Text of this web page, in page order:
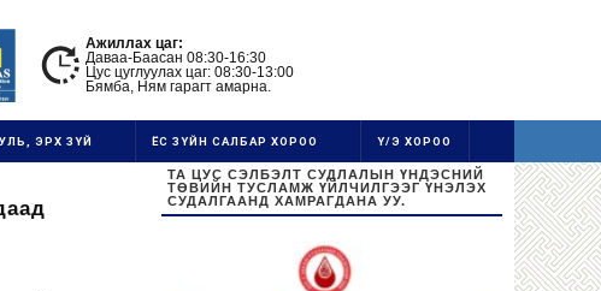
Ажиллах цаг:
Даваа-Баасан 08:30-16:30
Цус цуглуулах цаг: 08:30-13:00
Бямба, Ням гарагт амарна.
ЭРХ ЗҮЙ ЁС ЗҮЙН САЛБАР ХОРОО Ү/Э ХОРОО
ТА ЦУС СЭЛБЭЛТ СУДЛАЛЫН ҮНДЭСНИЙ
ТӨВИЙН ТУСЛАМЖ ҮЙЛЧИЛГЭЭГ ҮНЭЛЭХ
СУДАЛГААНД ХАМРАГДАНА УУ.